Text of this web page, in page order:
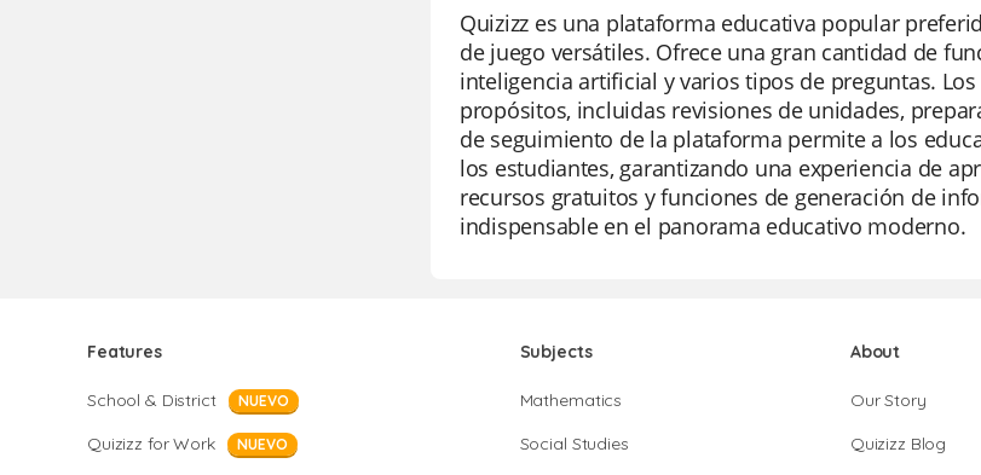
Quizizz es una plataforma educativa popular
de juego versátiles. Ofrece una gran cantidad de
inteligencia artificial y varios tipos de preguntas.
propósitos, incluidas revisiones de unidades,
de seguimiento de la plataforma permite a los
los estudiantes, garantizando una experiencia de
recursos gratuitos y funciones de generación de
indispensable en el panorama educativo moderno.
Features
School & District NUEVO
Quizizz for Work NUEVO
Subjects
Mathematics
Social Studies
About
Our Story
Quizizz Blog